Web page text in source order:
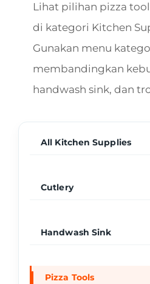
Lihat pilihan pizza
di kategori Kitchen
Gunakan menu
membandingkan
handwash sink, dan
All Kitchen Supplies
Cutlery
Handwash Sink
Pizza Tools